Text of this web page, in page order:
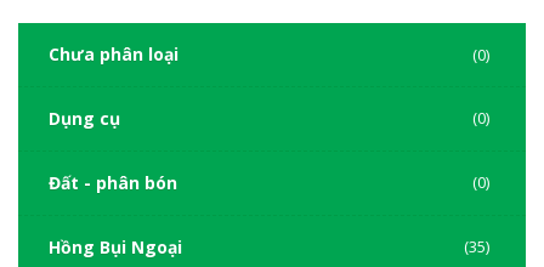
Chưa phân loại (0)
Dụng cụ (0)
Đất - phân bón (0)
Hồng Bụi Ngoại (35)